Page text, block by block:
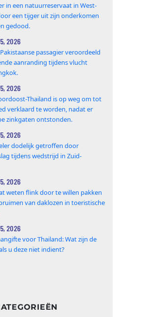
in een natuurreservaat in West-
een tijger uit zijn onderkomen
gedood.
2026
passagier veroordeeld
aanranding tijdens vlucht
2026
Thailand is op weg om tot
verklaard te worden, nadat er
zinkgaten ontstonden.
2026
dodelijk getroffen door
tijdens wedstrijd in Zuid-
2026
weten flink door te willen pakken
van daklozen in toeristische
2026
voor Thailand: Wat zijn de
u deze niet indient?